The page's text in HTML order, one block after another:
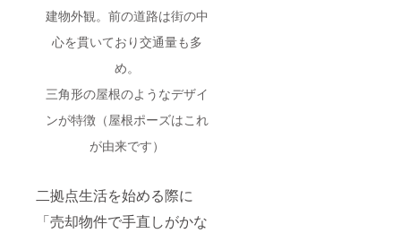
建物外観。前の道路は街の中
心を貫いており交通量も多
め。
三角形の屋根のようなデザイ
ンが特徴（屋根ポーズはこれ
が由来です）
二拠点生活を始める際に
「売却物件で手直しがかな